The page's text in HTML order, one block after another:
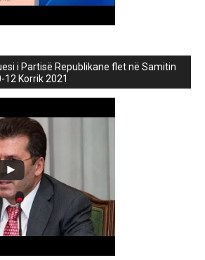
i Partisë Republikane flet në Samitin
12 Korrik 2021